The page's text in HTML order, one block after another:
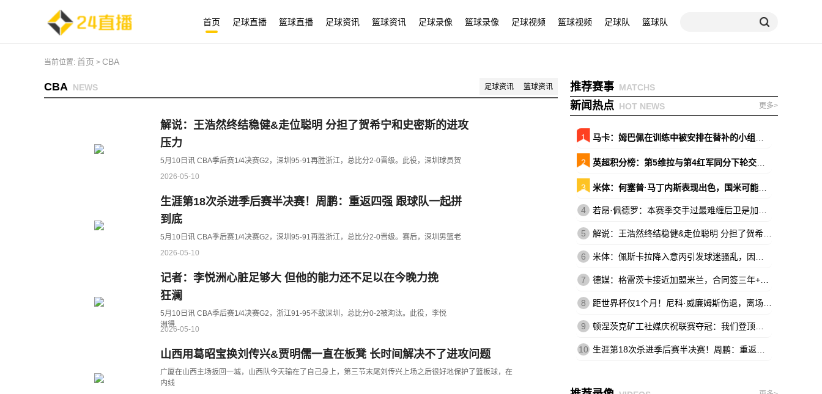
首页 足球直播 篮球直播 足球资讯 篮球资讯 足球录像 篮球录像 足球视频 篮球视频 足球队 篮球队
当前位置: 首页 > CBA
CBA NEWS 足球资讯 篮球资讯
解说：王浩然终结稳健&走位聪明 分担了贺希宁和史密斯的进攻
压力
5月10日讯 CBA季后赛1/4决赛G2，深圳95-91再胜浙江，总比分2-0晋级。此役，深圳球员贺
2026-05-10
生涯第18次杀进季后赛半决赛！周鹏：重返四强 跟球队一起拼
到底
5月10日讯 CBA季后赛1/4决赛G2，深圳95-91再胜浙江，总比分2-0晋级。赛后，深圳男篮老
2026-05-10
记者：李悦洲心脏足够大 但他的能力还不足以在今晚力挽
狂澜
5月10日讯 CBA季后赛1/4决赛G2，浙江91-95不敌深圳，总比分0-2被淘汰。此役，李悦
洲得
2026-05-10
山西用葛昭宝换刘传兴&贾明儒一直在板凳 长时间解决不了进攻问题
广厦在山西主场扳回一城，山西队今天输在了自己身上，第三节末尾刘传兴上场之后很好地保护了篮板球，在
内线
推荐赛事 MATCHS
新闻热点 HOT NEWS 更多>
1 马卡：姆巴佩在训练中被安排在替补的小组，原本会以替补出战巴萨
2 英超积分榜：第5维拉与第4红军同分下轮交锋 森林暂领先降级区7分
3 米体：何塞普·马丁内斯表现出色，国米可能放弃引进维卡里奥
4 若昂·佩德罗：本赛季交手过最难缠后卫是加布，他的速度让我惊讶
5 解说：王浩然终结稳健&走位聪明 分担了贺希宁和史密斯的进攻压力
6 米体：佩斯卡拉降入意丙引发球迷骚乱，因西涅落泪、被球迷嘘
7 德媒：格雷茨卡接近加盟米兰，合同签三年+基础年薪500万欧
8 距世界杯仅1个月！尼科·威廉姆斯伤退，离场时不断说：这不可能
9 顿涅茨克矿工社媒庆祝联赛夺冠：我们登顶王座，实至名归
10 生涯第18次杀进季后赛半决赛！周鹏：重返四强 跟球队一起拼到底